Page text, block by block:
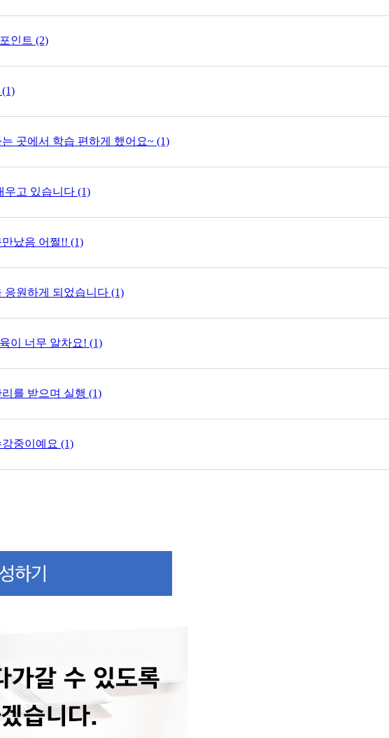
인트 (2)
곳에서 학습 편하게 했어요~ (1)
우고 있습니다 (1)
났음 어쩔!! (1)
응원하게 되었습니다 (1)
이 너무 알차요! (1)
를 받으며 실행 (1)
중이예요 (1)